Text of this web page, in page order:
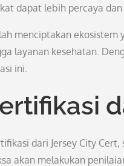
dapat lebih percaya
menciptakan
layanan kesehatan.
ini.
dari Jersey City
akan melakukan